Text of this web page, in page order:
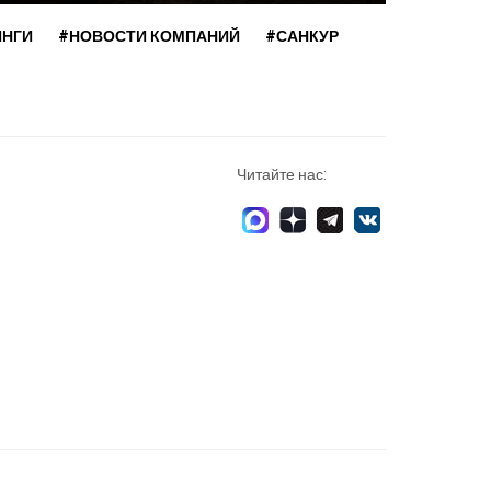
#НОВОСТИ КОМПАНИЙ #САНКУР
Читайте нас: